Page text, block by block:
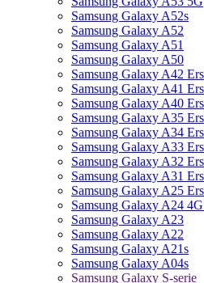
Samsung Galaxy A52s
Samsung Galaxy A52
Samsung Galaxy A51
Samsung Galaxy A50
Samsung Galaxy A42
Samsung Galaxy A41
Samsung Galaxy A40
Samsung Galaxy A35
Samsung Galaxy A34
Samsung Galaxy A33
Samsung Galaxy A32
Samsung Galaxy A31
Samsung Galaxy A25
Samsung Galaxy A24
Samsung Galaxy A23
Samsung Galaxy A22
Samsung Galaxy A21s
Samsung Galaxy A04s
Samsung Galaxy S-serie